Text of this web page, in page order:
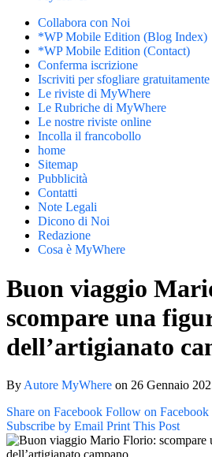
Collabora con Noi
*WP Mobile Edition (Blog Index)
*WP Mobile Edition (Contact)
Conferma iscrizione
Iscriviti per sfogliare
Le riviste di MyWhere
Le Rubriche di MyWhere
Le nostre riviste online
Incolla il francobollo
home
Sitemap
Pubblicità
Contatti
Note Legali
Dicono di Noi
Redazione
Cosa è MyWhere
Buon viaggio
scompare una
dell’artigianato
By Autore MyWhere on 26 Gennaio
Share on Facebook Follow on Facebook
Subscribe by Email Print This Post